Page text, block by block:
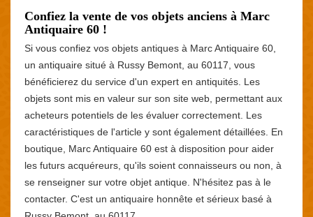
Confiez la vente de vos objets anciens à Marc
Antiquaire 60 !
Si vous confiez vos objets antiques à Marc Antiquaire 60,
un antiquaire situé à Russy Bemont, au 60117, vous
bénéficierez du service d'un expert en antiquités. Les
objets sont mis en valeur sur son site web, permettant aux
acheteurs potentiels de les évaluer correctement. Les
caractéristiques de l'article y sont également détaillées. En
boutique, Marc Antiquaire 60 est à disposition pour aider
les futurs acquéreurs, qu'ils soient connaisseurs ou non, à
se renseigner sur votre objet antique. N'hésitez pas à le
contacter. C'est un antiquaire honnête et sérieux basé à